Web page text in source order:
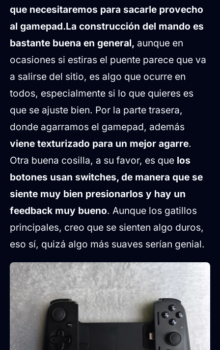
que necesitaremos para sacarle provecho
al gamepad.La construcción del mando es
bastante buena en general, aunque en
ocasiones si estiras el puente parece que va
a salirse del sitio, es algo que ocurre en
todos, especialmente si lo que quieres es
que se ajuste bien. Por la parte trasera,
donde agarramos el gamepad, además
viene texturizado para un mejor agarre.
Otra buena cosilla, a su favor, es que los
botones usan switches, de manera que se
siente muy bien presionarlos y hay un
feedback muy bueno. Aunque los gatillos
principales, creo que se sienten algo duros,
eso sí, quizá algo más suaves serían genial.